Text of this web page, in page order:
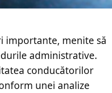
importante, menite să
administrative.
conducătorilor
unei analize